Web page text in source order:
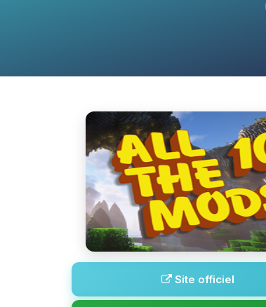
Site officiel